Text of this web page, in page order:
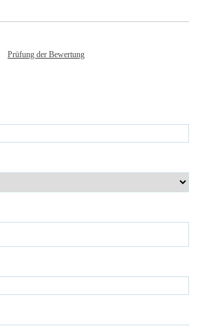
Prüfung der Bewertung